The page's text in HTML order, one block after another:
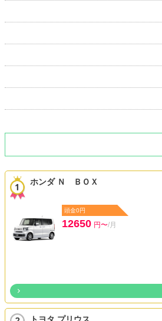
ホンダ Ｎ ＢＯＸ
頭金0円
12650 円〜/月
トヨタ プリウス